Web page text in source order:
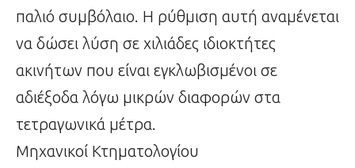
παλιό συμβόλαιο. Η ρύθμιση αυτή αναμένεται
να δώσει λύση σε χιλιάδες ιδιοκτήτες
ακινήτων που είναι εγκλωβισμένοι σε
αδιέξοδα λόγω μικρών διαφορών στα
τετραγωνικά μέτρα.
Μηχανικοί Κτηματολογίου